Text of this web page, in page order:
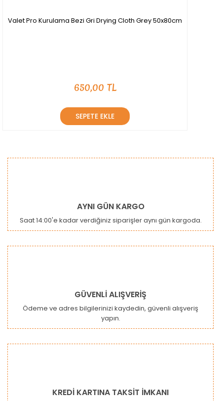
Valet Pro Kurulama Bezi Gri Drying Cloth Grey 50x80cm
650,00 TL
SEPETE EKLE
AYNI GÜN KARGO
Saat 14:00'e kadar verdiğiniz siparişler aynı gün kargoda.
GÜVENLİ ALIŞVERİŞ
Ödeme ve adres bilgilerinizi kaydedin, güvenli alışveriş
yapın.
KREDİ KARTINA TAKSİT İMKANI